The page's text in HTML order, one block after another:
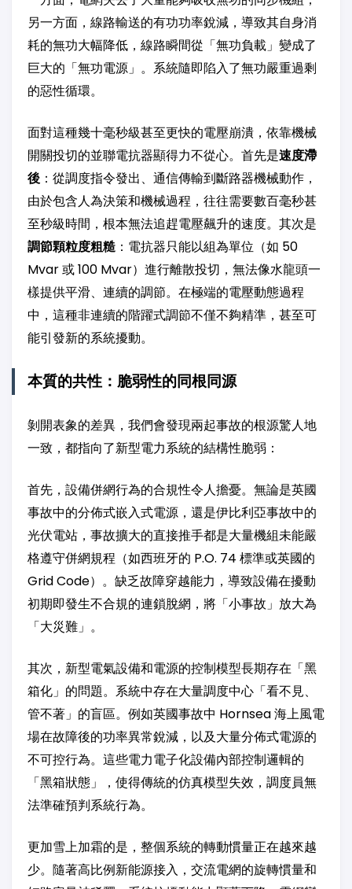
另一方面，線路輸送的有功功率銳減，導致其自身消
耗的無功大幅降低，線路瞬間從「無功負載」變成了
巨大的「無功電源」。系統隨即陷入了無功嚴重過剩
的惡性循環。
面對這種幾十毫秒級甚至更快的電壓崩潰，依靠機械
開關投切的並聯電抗器顯得力不從心。首先是速度滯
後 ：從調度指令發出、通信傳輸到斷路器機械動作，
由於包含人為決策和機械過程，往往需要數百毫秒甚
至秒級時間，根本無法追趕電壓飆升的速度。其次是
調節顆粒度粗糙 ：電抗器只能以組為單位（如 50
Mvar 或 100 Mvar）進行離散投切，無法像水龍頭一
樣提供平滑、連續的調節。在極端的電壓動態過程
中，這種非連續的階躍式調節不僅不夠精準，甚至可
能引發新的系統擾動。
本質的共性：脆弱性的同根同源
剝開表象的差異，我們會發現兩起事故的根源驚人地
一致，都指向了新型電力系統的結構性脆弱：
首先，設備併網行為的合規性令人擔憂。無論是英國
事故中的分佈式嵌入式電源，還是伊比利亞事故中的
光伏電站，事故擴大的直接推手都是大量機組未能嚴
格遵守併網規程（如西班牙的 P.O. 74 標準或英國的
Grid Code）。缺乏故障穿越能力，導致設備在擾動
初期即發生不合規的連鎖脫網，將「小事故」放大為
「大災難」。
其次，新型電氣設備和電源的控制模型長期存在「黑
箱化」的問題。系統中存在大量調度中心「看不見、
管不著」的盲區。例如英國事故中 Hornsea 海上風電
場在故障後的功率異常銳減，以及大量分佈式電源的
不可控行為。這些電力電子化設備內部控制邏輯的
「黑箱狀態」，使得傳統的仿真模型失效，調度員無
法準確預判系統行為。
更加雪上加霜的是，整個系統的轉動慣量正在越來越
少。隨著高比例新能源接入，交流電網的旋轉慣量和